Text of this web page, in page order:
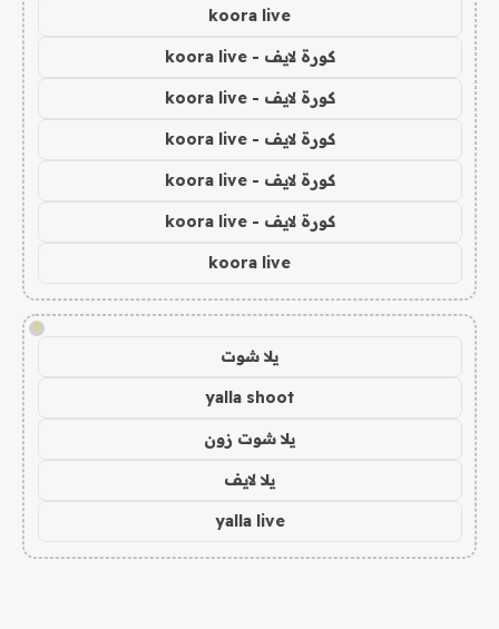
koora live
كورة لايف - koora live
كورة لايف - koora live
كورة لايف - koora live
كورة لايف - koora live
كورة لايف - koora live
koora live
!
يلا شوت
yalla shoot
يلا شوت زون
يلا لايف
yalla live